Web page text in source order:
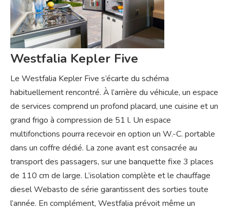
Westfalia Kepler Five
Le Westfalia Kepler Five s’écarte du schéma
habituellement rencontré. À l’arrière du véhicule, un espace
de services comprend un profond placard, une cuisine et un
grand frigo à compression de 51 l. Un espace
multifonctions pourra recevoir en option un W.-C. portable
dans un coffre dédié. La zone avant est consacrée au
transport des passagers, sur une banquette fixe 3 places
de 110 cm de large. L’isolation complète et le chauffage
diesel Webasto de série garantissent des sorties toute
l’année. En complément, Westfalia prévoit même un